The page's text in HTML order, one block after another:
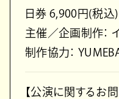
日券 6,900円(税込)
主催／企画制作：
制作協力：
【公演に関するお問